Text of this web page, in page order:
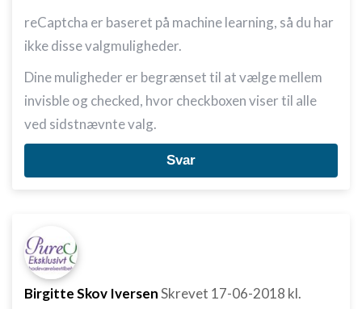
reCaptcha er baseret på machine learning, så du har
ikke disse valgmuligheder.
Dine muligheder er begrænset til at vælge mellem
invisble og checked, hvor checkboxen viser til alle
ved sidstnævnte valg.
Svar
Birgitte Skov IversenSkrevet 17-06-2018 kl.